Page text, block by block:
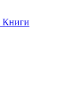
Книги